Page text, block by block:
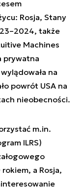
Rosja, Stany
także
Machines
prywatna
na
powrót USA na
nieobecności.
m.in.
ILRS)
a Rosja,